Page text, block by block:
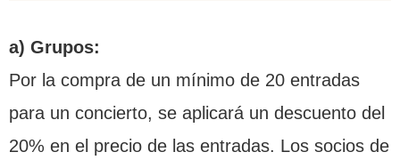
a) Grupos:
Por la compra de un mínimo de 20 entradas
para un concierto, se aplicará un descuento del
20% en el precio de las entradas. Los socios de